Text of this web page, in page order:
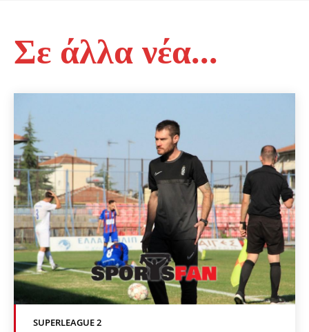
Σε άλλα νέα...
SUPERLEAGUE 2